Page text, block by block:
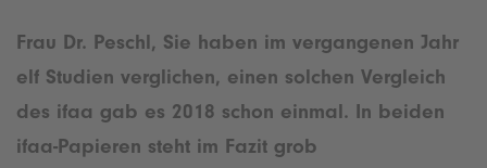
Frau Dr. Peschl, Sie haben im vergangenen Jahr
elf Studien verglichen, einen solchen Vergleich
des ifaa gab es 2018 schon einmal. In beiden
ifaa-Papieren steht im Fazit grob